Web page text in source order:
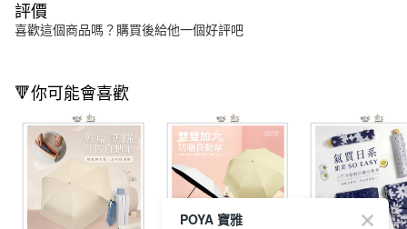
評價
喜歡這個商品嗎？購買後給他一個好評吧
🔻你可能會喜歡
POYA 寶雅